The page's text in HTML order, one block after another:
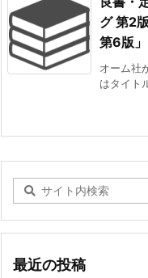
グ 第2
第6版」
オーム社
はタイト
最近の投稿